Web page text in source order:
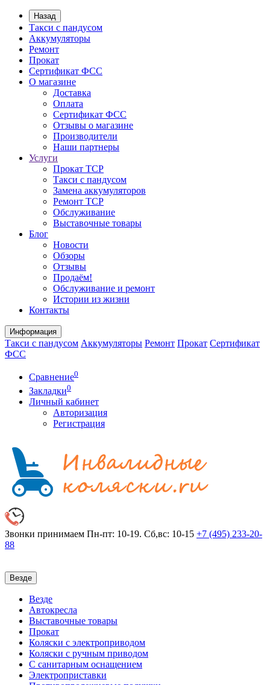
Назад
Такси с пандусом
Аккумуляторы
Ремонт
Прокат
Сертификат ФСС
О магазине
Доставка
Оплата
Сертификат ФСС
Отзывы о магазине
Производители
Наши партнеры
Услуги
Прокат ТСР
Такси с пандусом
Замена аккумуляторов
Ремонт ТСР
Обслуживание
Выставочные товары
Блог
Новости
Обзоры
Отзывы
Продаём!
Обслуживание и ремонт
Истории из жизни
Контакты
Информация
Такси с пандусом Аккумуляторы Ремонт Прокат Сертификат
ФСС
Сравнение0
Закладки0
Личный кабинет
Авторизация
Регистрация
Звонки принимаем Пн-пт: 10-19. Сб,вс: 10-15 +7 (495) 233-20-
88
Везде
Везде
Автокресла
Выставочные товары
Прокат
Коляски с электроприводом
Коляски с ручным приводом
С санитарным оснащением
Электроприставки